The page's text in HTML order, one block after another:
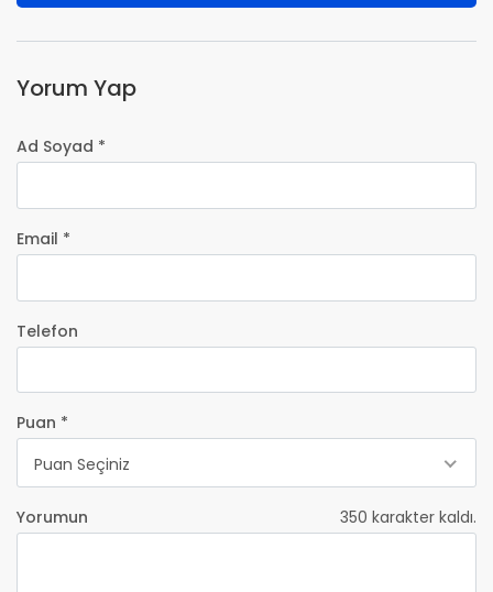
Yorum Yap
Ad Soyad *
Email *
Telefon
Puan *
Puan Seçiniz
Yorumun 350 karakter kaldı.